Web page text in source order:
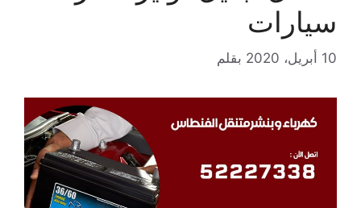
سيارات
10 أبريل، 2020 بقلم